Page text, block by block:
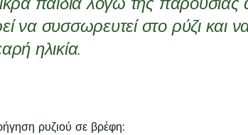
να συσσωρευτεί στο ρύζι και
ηλικία.
ρυζιού σε βρέφη: